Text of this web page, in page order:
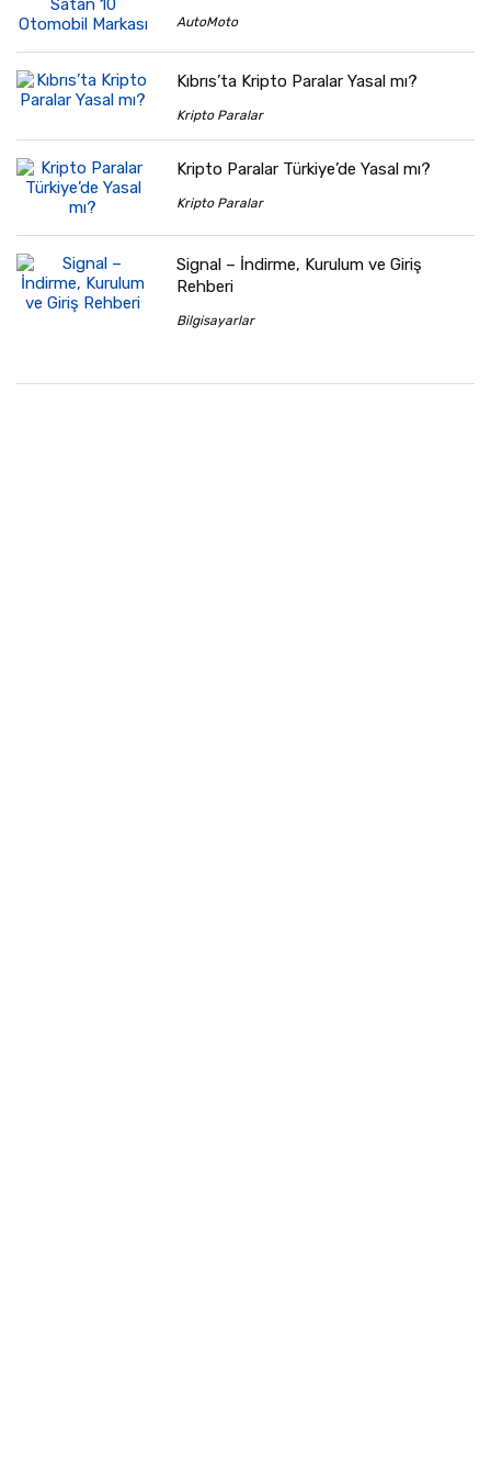
AutoMoto
Kıbrıs’ta Kripto Paralar Yasal mı?
Kripto Paralar
Kripto Paralar Türkiye’de Yasal mı?
Kripto Paralar
Signal – İndirme, Kurulum ve Giriş
Rehberi
Bilgisayarlar